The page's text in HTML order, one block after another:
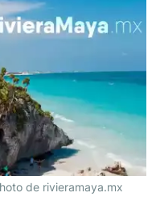
de rivieramaya.mx